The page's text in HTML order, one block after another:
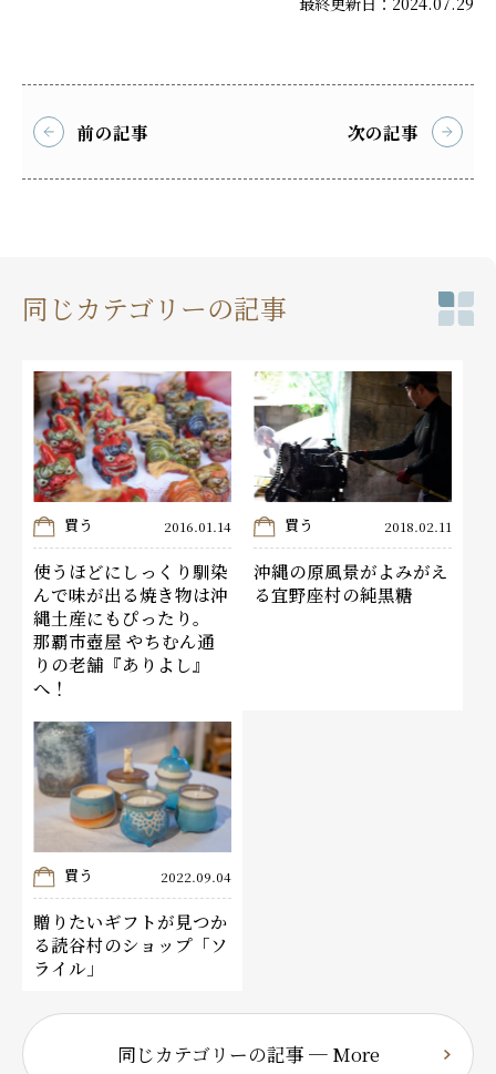
前の記事 次の記事
同じカテゴリーの記事
買う 2016.01.14
使うほどにしっくり馴染
んで味が出る焼き物は沖
縄土産にもぴったり。
那覇市壺屋 やちむん通
りの老舗『ありよし』
へ！
買う 2018.02.11
沖縄の原風景がよみがえ
る宜野座村の純黒糖
買う 2022.09.04
贈りたいギフトが見つか
る読谷村のショップ「ソ
ライル」
同じカテゴリーの記事 ─ More